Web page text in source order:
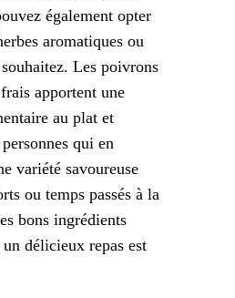
également opter
aromatiques ou
Les poivrons
apportent une
au plat et
qui en
variété savoureuse
ou temps passés à la
bons ingrédients
délicieux repas est